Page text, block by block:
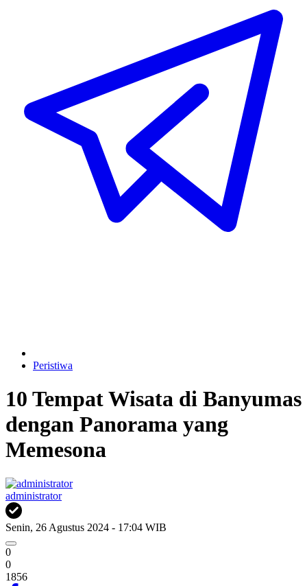
Peristiwa
10 Tempat Wisata di Banyumas
dengan Panorama yang
Memesona
administrator
Senin, 26 Agustus 2024 - 17:04 WIB
0
0
1856